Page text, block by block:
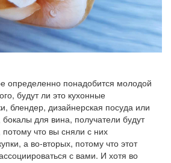
определенно понадобится молодой
будут ли это кухонные
блендер, дизайнерская посуда или
для вина, получатели будут
что вы сняли с них
а во-вторых, потому что этот
с вами. И хотя во